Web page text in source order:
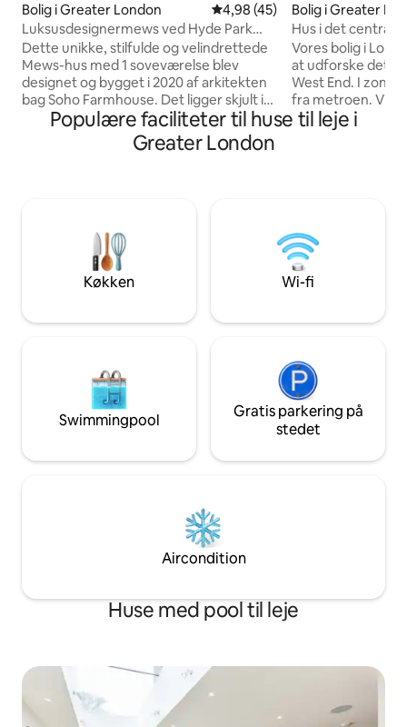
Bolig i Greater London 4,98 ud af 5 i gennemsnitlig
4,98 (45)
Luksusdesignermews ved Hyde Park
Notting Hill
Dette unikke, stilfulde og velindrettede
Mews-hus med 1 soveværelse blev
designet og bygget i 2020 af arkitekten
bag Soho Farmhouse. Det ligger skjult i
en fredelig brostensbelagt gårdhave, 2
minutters gang fra Hyde Park og 15
minutter fra Portobello Market i Notting
Bulthaup-køkken, toiletartikler og Carl
Hansen-møbler er det et
luksusferiested; et privat hjem, som vi
beder dig om at behandle som dit eget.
Bolig i Greater
Hus i det
London Eye
Vores bolig i
at udforske det
West End. I zone
fra metroen. Vi
område med
senge samt et
cykler, der kan
Southbank,
London Eye,
National Gallery.
Populære faciliteter til huse til leje i
Greater London
Køkken Wi-fi
Swimmingpool
Gratis parkering på
stedet
Aircondition
Huse med pool til leje